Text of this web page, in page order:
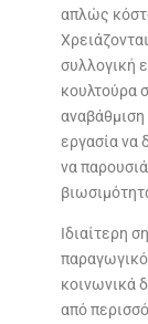
απλώς
συλλογική
κουλτούρα
αναβάθμιση
εργασία να
να
Ιδιαίτερη
κοινωνικά
από